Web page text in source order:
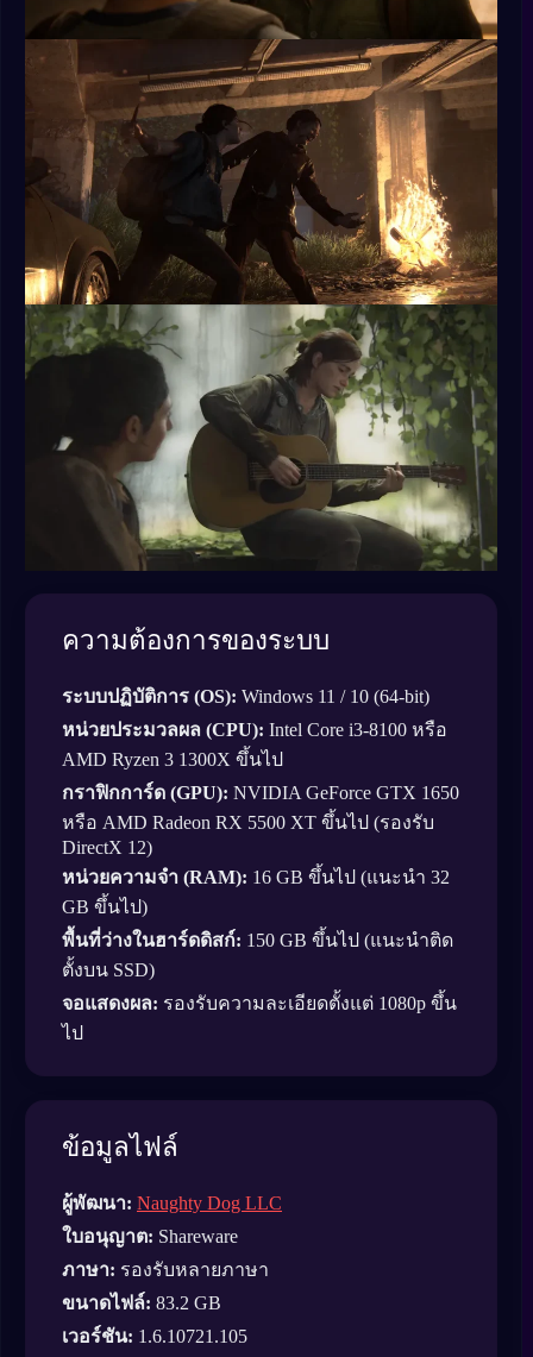
ความต้องการของระบบ
ระบบปฏิบัติการ (OS): Windows 11 / 10 (64-bit)
หน่วยประมวลผล (CPU): Intel Core i3-8100 หรือ
AMD Ryzen 3 1300X ขึ้นไป
กราฟิกการ์ด (GPU): NVIDIA GeForce GTX 1650
หรือ AMD Radeon RX 5500 XT ขึ้นไป (รองรับ
DirectX 12)
หน่วยความจำ (RAM): 16 GB ขึ้นไป (แนะนำ 32
GB ขึ้นไป)
พื้นที่ว่างในฮาร์ดดิสก์: 150 GB ขึ้นไป (แนะนำติด
ตั้งบน SSD)
จอแสดงผล: รองรับความละเอียดตั้งแต่ 1080p ขึ้น
ไป
ข้อมูลไฟล์
ผู้พัฒนา: Naughty Dog LLC
ใบอนุญาต: Shareware
ภาษา: รองรับหลายภาษา
ขนาดไฟล์: 83.2 GB
เวอร์ชัน: 1.6.10721.105